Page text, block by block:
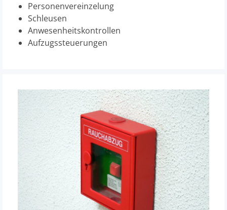
Personenvereinzelung
Schleusen
Anwesenheitskontrollen
Aufzugssteuerungen